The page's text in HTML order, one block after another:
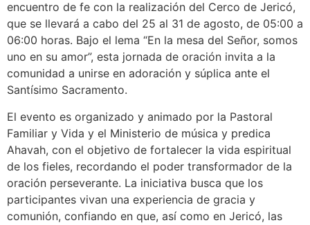
encuentro de fe con la realización del Cerco de Jericó,
que se llevará a cabo del 25 al 31 de agosto, de 05:00 a
06:00 horas. Bajo el lema “En la mesa del Señor, somos
uno en su amor”, esta jornada de oración invita a la
comunidad a unirse en adoración y súplica ante el
Santísimo Sacramento.
El evento es organizado y animado por la Pastoral
Familiar y Vida y el Ministerio de música y predica
Ahavah, con el objetivo de fortalecer la vida espiritual
de los fieles, recordando el poder transformador de la
oración perseverante. La iniciativa busca que los
participantes vivan una experiencia de gracia y
comunión, confiando en que, así como en Jericó, las